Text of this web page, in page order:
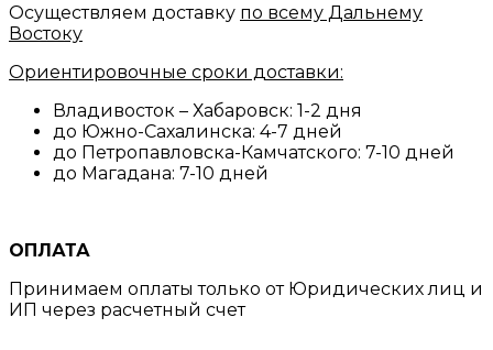
Осуществляем доставку по всему Дальнему
Востоку
Ориентировочные сроки доставки:
Владивосток – Хабаровск: 1-2 дня
до Южно-Сахалинска: 4-7 дней
до Петропавловска-Камчатского: 7-10 дней
до Магадана: 7-10 дней
ОПЛАТА
Принимаем оплаты только от Юридических лиц и
ИП через расчетный счет